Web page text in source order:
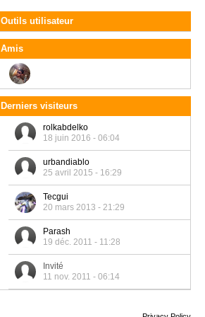
Outils utilisateur
Amis
Derniers visiteurs
rolkabdelko
18 juin 2016 - 06:04
urbandiablo
25 avril 2015 - 16:29
Tecgui
20 mars 2013 - 21:29
Parash
19 déc. 2011 - 11:28
Invité
11 nov. 2011 - 06:14